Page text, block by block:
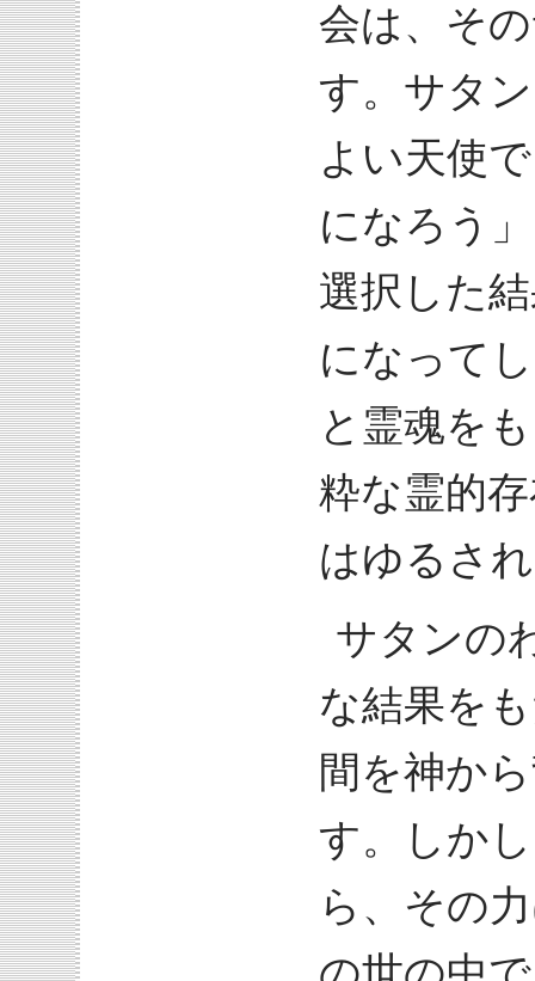
会は、そ
す。サタ
よい天使
になろう
選択した
になって
と霊魂を
粋な霊的
はゆるさ
サタンの
な結果を
間を神か
す。しか
ら、その